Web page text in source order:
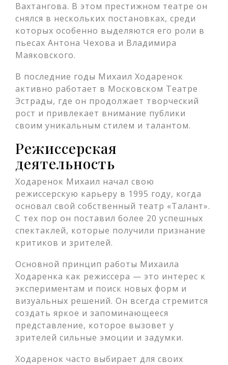
Вахтангова. В этом престижном театре он
снялся в нескольких постановках, среди
которых особенно выделяются его роли в
пьесах Антона Чехова и Владимира
Маяковского.
В последние годы Михаил Ходаренок
активно работает в Московском Театре
Эстрады, где он продолжает творческий
рост и привлекает внимание публики
своим уникальным стилем и талантом.
Режиссерская
деятельность
Ходаренок Михаил начал свою
режиссерскую карьеру в 1995 году, когда
основал свой собственный театр «Талант».
С тех пор он поставил более 20 успешных
спектаклей, которые получили признание
критиков и зрителей.
Основной принцип работы Михаила
Ходаренка как режиссера — это интерес к
экспериментам и поиск новых форм и
визуальных решений. Он всегда стремится
создать яркое и запоминающееся
представление, которое вызовет у
зрителей сильные эмоции и задумки.
Ходаренок часто выбирает для своих